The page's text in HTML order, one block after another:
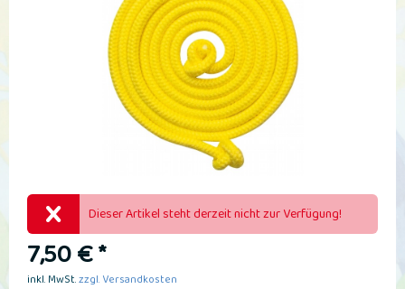
Dieser Artikel steht derzeit nicht zur Verfügung!
7,50 € *
inkl. MwSt.zzgl. Versandkosten